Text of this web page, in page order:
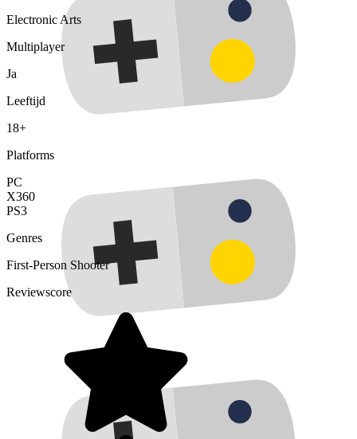
Electronic Arts
Multiplayer
Ja
Leeftijd
18+
Platforms
PC
X360
PS3
Genres
First-Person Shooter
Reviewscore